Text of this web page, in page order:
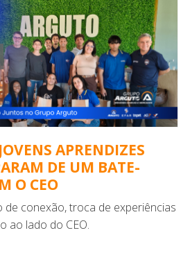
APRENDIZES
DE UM BATE-
O CEO
de conexão, troca de experiências
ao lado do CEO.